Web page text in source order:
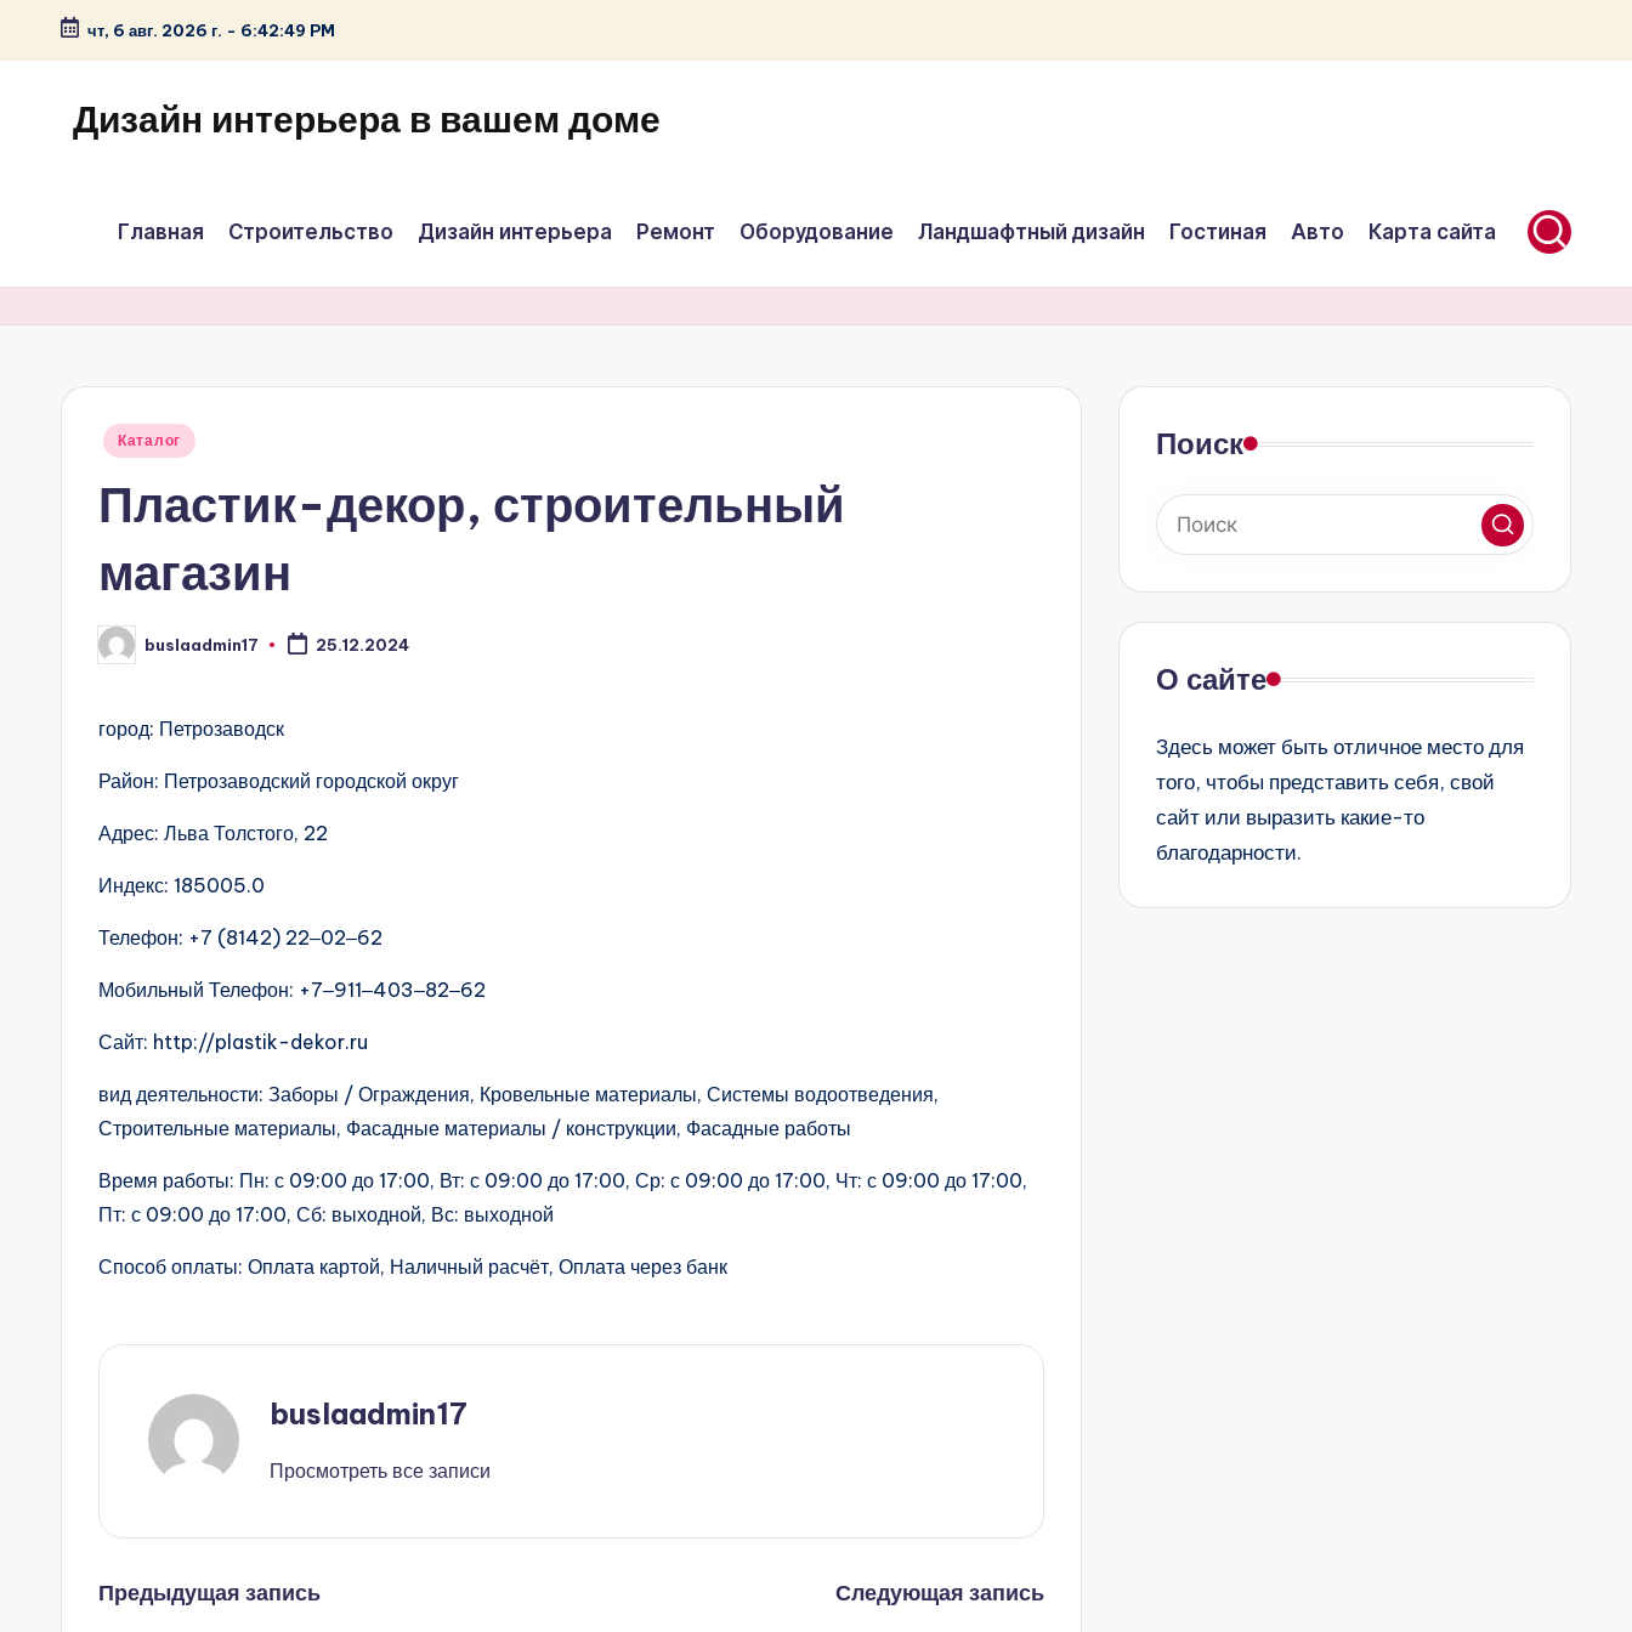
Перейти
содержимому
чт, 6 авг. 2026 г. - 6:42:49 PM
Дизайн интерьера в вашем доме
Главная Строительство Дизайн интерьера Ремонт Оборудование Ландшафтный дизайн Гостиная Авто Карта сайта
Опубликовано
Каталог
Пластик-декор, строительный
магазин
Запись
от
buslaadmin17 25.12.2024
город: Петрозаводск
Район: Петрозаводский городской округ
Адрес: Льва Толстого, 22
Индекс: 185005.0
Телефон: +7 (8142) 22‒02‒62
Мобильный Телефон: +7‒911‒403‒82‒62
Сайт: http://plastik-dekor.ru
вид деятельности: Заборы / Ограждения, Кровельные материалы, Системы водоотведения,
Строительные материалы, Фасадные материалы / конструкции, Фасадные работы
Время работы: Пн: с 09:00 до 17:00, Вт: с 09:00 до 17:00, Ср: с 09:00 до 17:00, Чт: с 09:00 до 17:00,
Пт: с 09:00 до 17:00, Сб: выходной, Вс: выходной
Способ оплаты: Оплата картой, Наличный расчёт, Оплата через банк
buslaadmin17
Просмотреть все записи
Навигация
Предыдущая запись Следующая запись
Поиск
О сайте
Здесь может быть отличное место для
того, чтобы представить себя, свой
сайт или выразить какие-то
благодарности.